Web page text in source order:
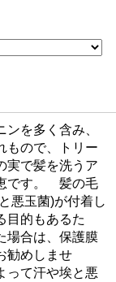
を多く含み、
もので、トリー
実で髪を洗うア
です。 髪の毛
悪玉菌)が付着し
的もあるた
場合は、保護膜
勧めしませ
って汗や埃と悪